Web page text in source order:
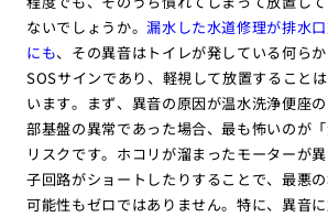
ないでしょうか。漏水した水道修理が排水
にも、その異音はトイレが発している何ら
SOSサインであり、軽視して放置すること
います。まず、異音の原因が温水洗浄便座
部基盤の異常であった場合、最も怖いのが
リスクです。ホコリが溜まったモーターが
子回路がショートしたりすることで、最悪
可能性もゼロではありません。特に、異音